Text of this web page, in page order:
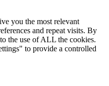
you the most relevant
and repeat visits. By
the use of ALL the cookies.
to provide a controlled